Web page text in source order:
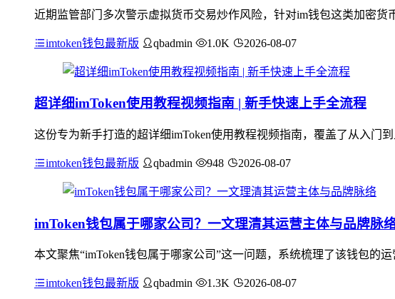
近期监管部门多次警示虚拟货币交易炒作风险，针对im钱包这类加密
imtoken钱包最新版 qbadmin 1.0K 2026-08-07
超详细imToken使用教程视频指南 | 新手快速上手全流程
这份专为新手打造的超详细imToken使用教程视频指南，覆盖了从入门
imtoken钱包最新版 qbadmin 948 2026-08-07
imToken钱包属于哪家公司？一文理清其运营主体与品牌脉
本文聚焦“imToken钱包属于哪家公司”这一问题，系统梳理了该钱包的
imtoken钱包最新版 qbadmin 1.3K 2026-08-07